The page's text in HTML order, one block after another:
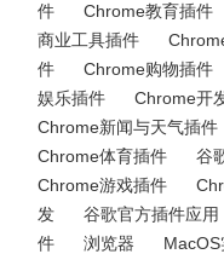
件
Chrome教育插件
商业工具插件
件
Chrome购物插件
娱乐插件
Chrome开
Chrome新闻与天气插件
Chrome体育插件
谷
Chrome游戏插件
发
谷歌官方插件应用
件
浏览器